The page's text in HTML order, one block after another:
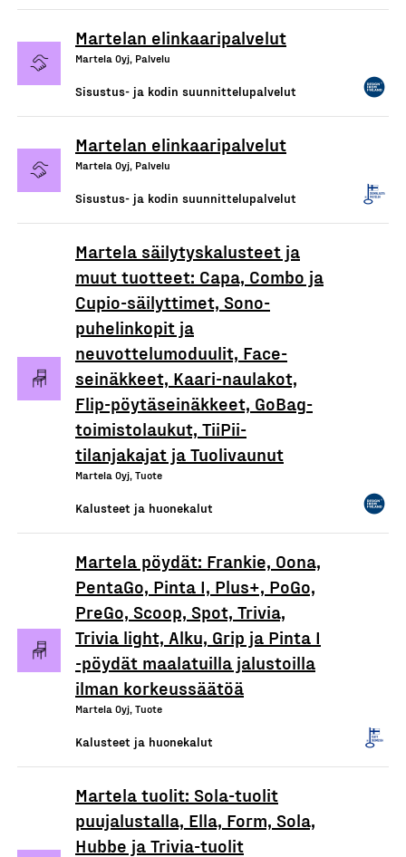
Martelan elinkaaripalvelut
Martela Oyj, Palvelu
Sisustus- ja kodin suunnittelupalvelut
Martelan elinkaaripalvelut
Martela Oyj, Palvelu
Sisustus- ja kodin suunnittelupalvelut
Martela säilytyskalusteet ja
muut tuotteet: Capa, Combo ja
Cupio-säilyttimet, Sono-
puhelinkopit ja
neuvottelumoduulit, Face-
seinäkkeet, Kaari-naulakot,
Flip-pöytäseinäkkeet, GoBag-
toimistolaukut, TiiPii-
tilanjakajat ja Tuolivaunut
Martela Oyj, Tuote
Kalusteet ja huonekalut
Martela pöydät: Frankie, Oona,
PentaGo, Pinta I, Plus+, PoGo,
PreGo, Scoop, Spot, Trivia,
Trivia light, Alku, Grip ja Pinta I
-pöydät maalatuilla jalustoilla
ilman korkeussäätöä
Martela Oyj, Tuote
Kalusteet ja huonekalut
Martela tuolit: Sola-tuolit
puujalustalla, Ella, Form, Sola,
Hubbe ja Trivia-tuolit